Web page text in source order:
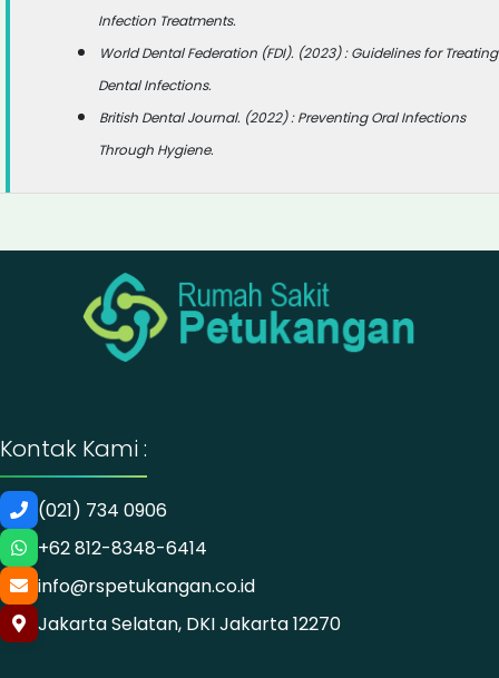
Infection Treatments.
World Dental Federation (FDI). (2023) :Guidelines for Treating
Dental Infections.
British Dental Journal. (2022) :Preventing Oral Infections
Through Hygiene.
Kontak Kami :
(021) 734 0906
+62 812-8348-6414
info@rspetukangan.co.id
Jakarta Selatan, DKI Jakarta 12270